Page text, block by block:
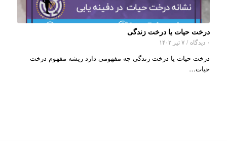
درخت حیات یا درخت زندگی
۰ دیدگاه / ۷ تیر ۱۴۰۲
درخت حیات یا درخت زندگی چه مفهومی دارد ریشه مفهوم درخت
حیات…